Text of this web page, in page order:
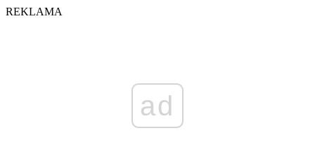
REKLAMA
ad